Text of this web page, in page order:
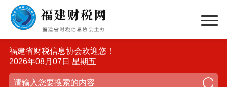
福建省财税信息协会欢迎您！
2026年08月07日 星期五